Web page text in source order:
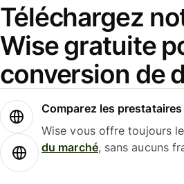
Téléchargez
Wise gratuite
conversion de
Comparez les
Wise vous offre toujours
du marché, sans aucuns